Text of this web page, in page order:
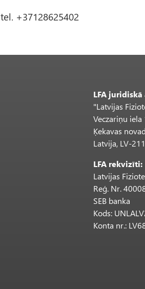
tel. +37128625402
LFA juridiskā
"Latvijas
Veczariņu iela
Ķekavas
Latvija, LV-
LFA rekvizīti:
Latvijas
Reģ. Nr.
SEB banka
Kods:
Konta nr.: